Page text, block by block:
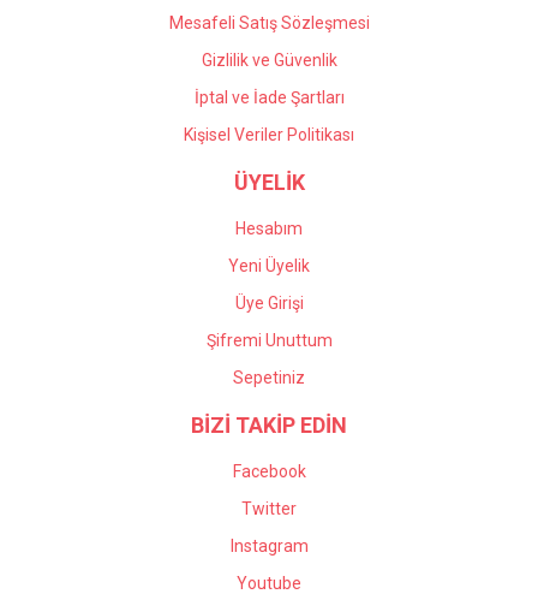
Mesafeli Satış Sözleşmesi
Gizlilik ve Güvenlik
İptal ve İade Şartları
Kişisel Veriler Politikası
ÜYELİK
Hesabım
Yeni Üyelik
Üye Girişi
Şifremi Unuttum
Sepetiniz
BİZİ TAKİP EDİN
Facebook
Twitter
Instagram
Youtube